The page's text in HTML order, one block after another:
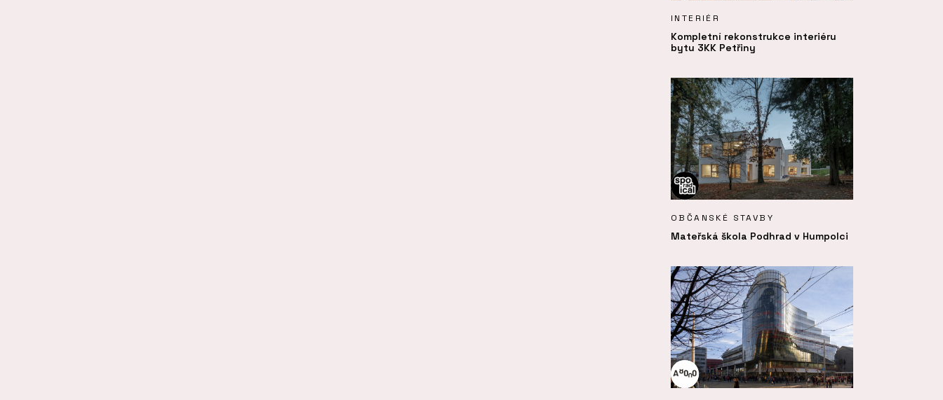
INTERIÉR
Kompletní rekonstrukce interiéru
bytu 3KK Petřiny
OBČANSKÉ STAVBY
Mateřská škola Podhrad v Humpolci